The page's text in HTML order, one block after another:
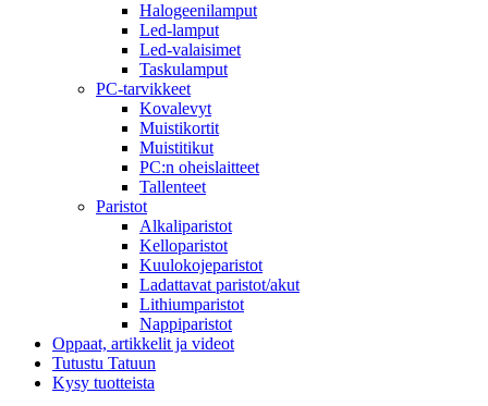
Halogeenilamput
Led-lamput
Led-valaisimet
Taskulamput
PC-tarvikkeet
Kovalevyt
Muistikortit
Muistitikut
PC:n oheislaitteet
Tallenteet
Paristot
Alkaliparistot
Kelloparistot
Kuulokojeparistot
Ladattavat paristot/akut
Lithiumparistot
Nappiparistot
Oppaat, artikkelit ja videot
Tutustu Tatuun
Kysy tuotteista